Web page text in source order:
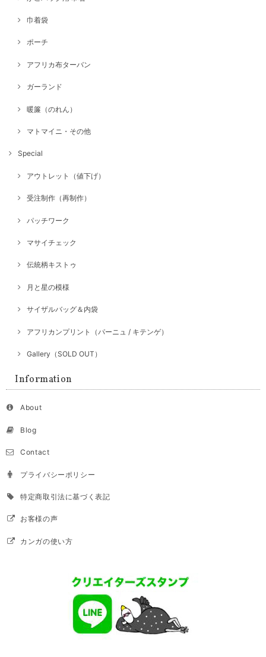
巾着袋
ポーチ
アフリカ布ターバン
ガーランド
暖簾（のれん）
マトマイニ・その他
Special
アウトレット（値下げ）
受注制作（再制作）
パッチワーク
マサイチェック
伝統柄キストゥ
月と星の模様
サイザルバッグ＆内袋
アフリカンプリント（パーニュ / キテンゲ）
Gallery（SOLD OUT）
Information
About
Blog
Contact
プライバシーポリシー
特定商取引法に基づく表記
お客様の声
カンガの使い方